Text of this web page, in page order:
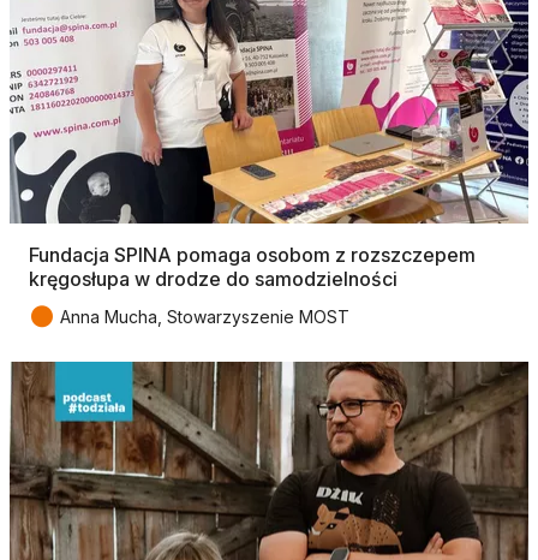
Fundacja SPINA pomaga osobom z rozszczepem
kręgosłupa w drodze do samodzielności
● Anna Mucha, Stowarzyszenie MOST